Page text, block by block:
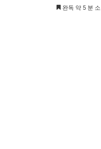
완독 약 5 분 소